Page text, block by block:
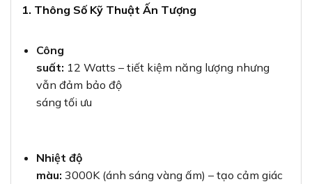
1. Thông Số Kỹ Thuật Ấn Tượng
Công
suất: 12 Watts – tiết kiệm năng lượng nhưng
vẫn đảm bảo độ
sáng tối ưu
Nhiệt độ
màu: 3000K (ánh sáng vàng ấm) – tạo cảm giác